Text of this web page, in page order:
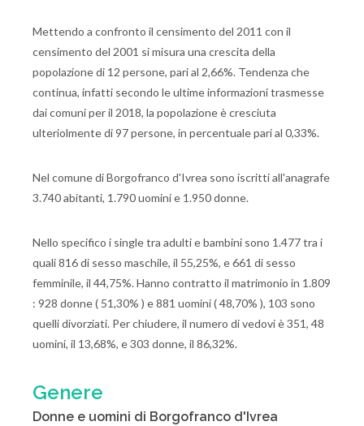
Mettendo a confronto il censimento del 2011 con il
censimento del 2001 si misura una crescita della
popolazione di 12 persone, pari al 2,66%. Tendenza che
continua, infatti secondo le ultime informazioni trasmesse
dai comuni per il 2018, la popolazione è cresciuta
ulteriolmente di 97 persone, in percentuale pari al 0,33%.
Nel comune di Borgofranco d'Ivrea sono iscritti all'anagrafe
3.740 abitanti, 1.790 uomini e 1.950 donne.
Nello specifico i single tra adulti e bambini sono 1.477 tra i
quali 816 di sesso maschile, il 55,25%, e 661 di sesso
femminile, il 44,75%. Hanno contratto il matrimonio in 1.809
: 928 donne ( 51,30% ) e 881 uomini ( 48,70% ), 103 sono
quelli divorziati. Per chiudere, il numero di vedovi è 351, 48
uomini, il 13,68%, e 303 donne, il 86,32%.
Genere
Donne e uomini di Borgofranco d'Ivrea